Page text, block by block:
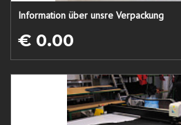
Information über unsre Verpackung
€ 0.00